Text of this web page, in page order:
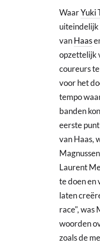
WaarYuki
uiteindelijk
vanHaas
opzettelijk
coureurs
voor het
tempo
banden
eerste
van Haas,
Laurent
te doen en
laten
race", was
woorden
zoals de